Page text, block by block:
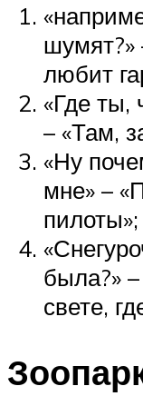
шумят?»
любит
«Где ты,
– «Там,
«Ну
мне» –
пилоты»;
была?»
свете,